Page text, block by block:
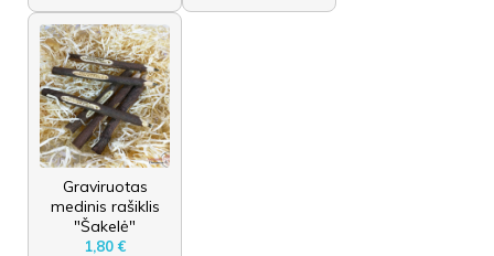
Graviruotas
medinis rašiklis
"Šakelė"
1,80 €